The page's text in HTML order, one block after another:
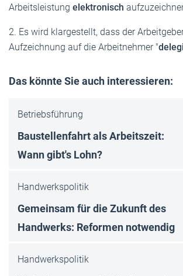
Arbeitsleistung elektronisch
2. Es wird klargestellt, dass der
Aufzeichnung auf die Arbeitnehmer "
Das könnte Sie auch interessieren:
Betriebsführung
Baustellenfahrt als Arbeitszeit:
Wann gibt's Lohn?
Handwerkspolitik
Gemeinsam für die Zukunft des
Handwerks: Reformen notwendig
Handwerkspolitik